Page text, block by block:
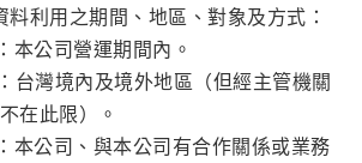
料利用之期間、地區、對象及方式：
本公司營運期間內。
台灣境內及境外地區（但經主管機關
在此限）。
本公司、與本公司有合作關係或業務